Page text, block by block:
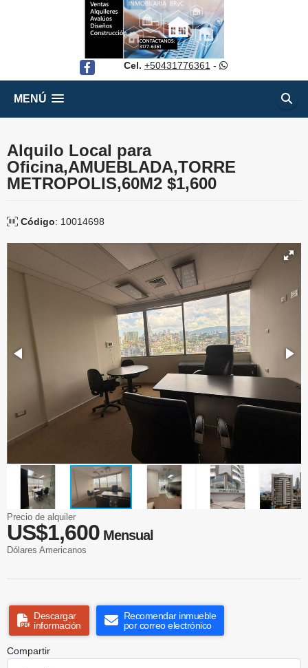
Facebook Cel. +50431776361 -
MENÚ
Alquilo Local para
Oficina,AMUEBLADA,TORRE
METROPOLIS,60M2 $1,600
Código: 10014698
Precio de alquiler
US$1,600 Mensual
Dólares Americanos
Descargar
información
Recomendar inmueble
por correo electrónico
Compartir